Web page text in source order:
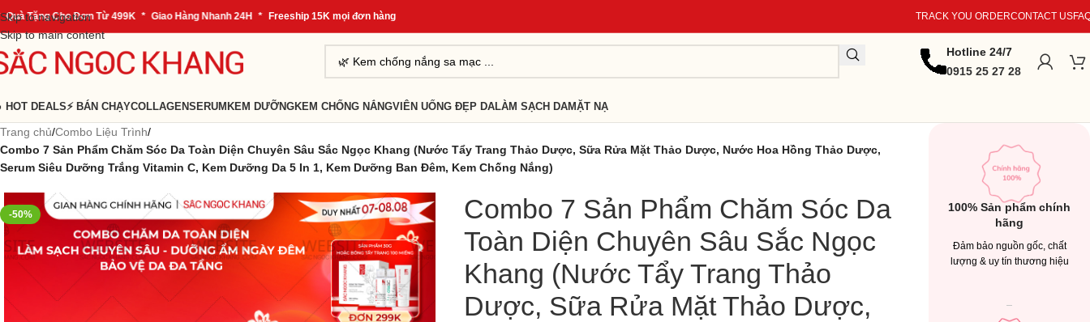
Skip to navigation
Skip to main content
Cho Đơn Từ 499K * Giao Hàng Nhanh 24H * Freeship 15K mọi đơn hàng * Quà Tặng Cho Đơn Từ 499K TRACK YOU ORDERCONTACT US
Hotline 24/7
0915 25 27 28
HOT DEALS⚡ BÁN CHẠYCOLLAGENSERUMKEM DƯỠNGKEM CHỐNG NẮNGVIÊN UỐNG ĐẸP DALÀM SẠCH DAMẶT NẠ
Trang chủ/Combo Liệu Trình/
Combo 7 Sản Phẩm Chăm Sóc Da Toàn Diện Chuyên Sâu Sắc Ngọc Khang (Nước Tẩy Trang Thảo Dược, Sữa Rửa Mặt Thảo Dược, Nước Hoa Hồng Thảo Dược,
Serum Siêu Dưỡng Trắng Vitamin C, Kem Dưỡng Da 5 In 1, Kem Dưỡng Ban Đêm, Kem Chống Nắng)
-50%
Combo 7 Sản Phẩm Chăm Sóc Da
Toàn Diện Chuyên Sâu Sắc Ngọc
Khang (Nước Tẩy Trang Thảo
Dược, Sữa Rửa Mặt Thảo Dược,
100% Sản phẩm chính
hãng
Đảm bảo nguồn gốc, chất
lượng & uy tín thương hiệu